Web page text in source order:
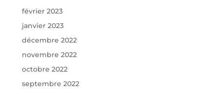
février 2023
janvier 2023
décembre 2022
novembre 2022
octobre 2022
septembre 2022